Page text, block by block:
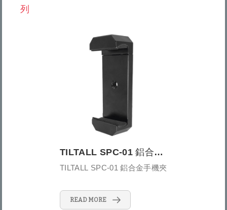
列
TILTALL SPC-01 鋁合金手機夾
TILTALL SPC-01 鋁合金手機夾
READ MORE